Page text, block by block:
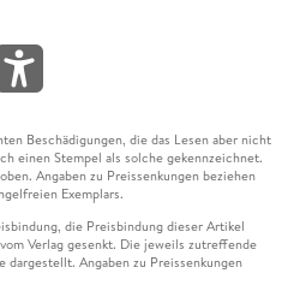
Beschädigungen, die das Lesen aber nicht
einen Stempel als solche gekennzeichnet.
Angaben zu Preissenkungen beziehen
Exemplars.
die Preisbindung dieser Artikel
Verlag gesenkt. Die jeweils zutreffende
Angaben zu Preissenkungen